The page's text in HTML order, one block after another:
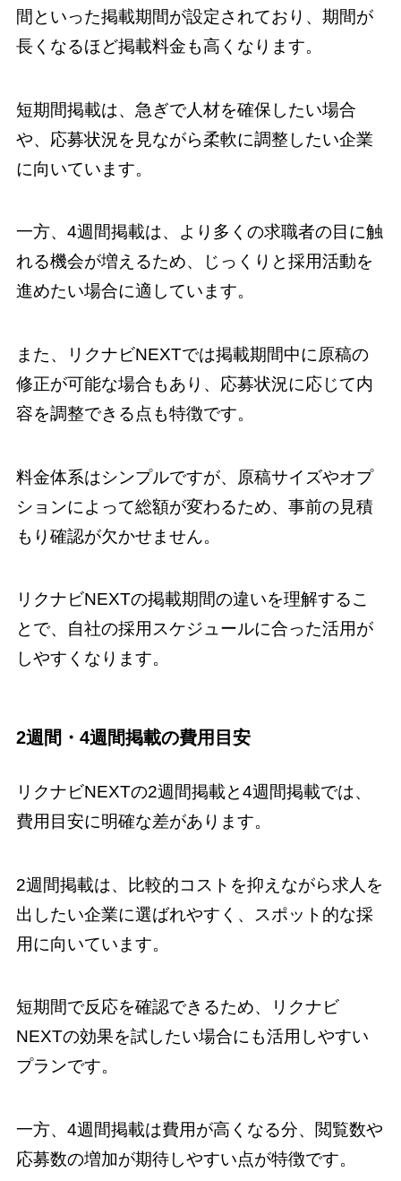
間といった掲載期間が設定されており、期間が
長くなるほど掲載料金も高くなります。
短期間掲載は、急ぎで人材を確保したい場合
や、応募状況を見ながら柔軟に調整したい企業
に向いています。
一方、4週間掲載は、より多くの求職者の目に触
れる機会が増えるため、じっくりと採用活動を
進めたい場合に適しています。
また、リクナビNEXTでは掲載期間中に原稿の
修正が可能な場合もあり、応募状況に応じて内
容を調整できる点も特徴です。
料金体系はシンプルですが、原稿サイズやオプ
ションによって総額が変わるため、事前の見積
もり確認が欠かせません。
リクナビNEXTの掲載期間の違いを理解するこ
とで、自社の採用スケジュールに合った活用が
しやすくなります。
2週間・4週間掲載の費用目安
リクナビNEXTの2週間掲載と4週間掲載では、
費用目安に明確な差があります。
2週間掲載は、比較的コストを抑えながら求人を
出したい企業に選ばれやすく、スポット的な採
用に向いています。
短期間で反応を確認できるため、リクナビ
NEXTの効果を試したい場合にも活用しやすい
プランです。
一方、4週間掲載は費用が高くなる分、閲覧数や
応募数の増加が期待しやすい点が特徴です。